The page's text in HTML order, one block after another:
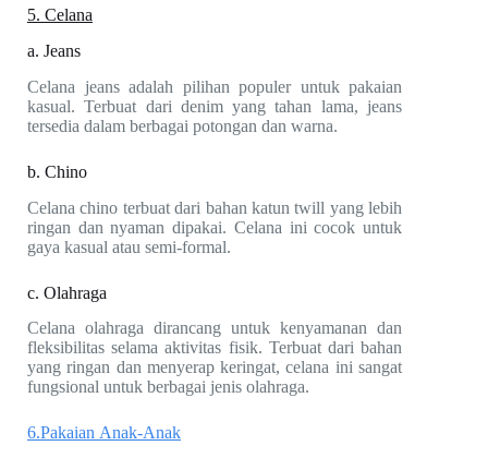
5. Celana
a. Jeans
Celana jeans adalah pilihan populer untuk pakaian
kasual. Terbuat dari denim yang tahan lama, jeans
tersedia dalam berbagai potongan dan warna.
b. Chino
Celana chino terbuat dari bahan katun twill yang lebih
ringan dan nyaman dipakai. Celana ini cocok untuk
gaya kasual atau semi-formal.
c. Olahraga
Celana olahraga dirancang untuk kenyamanan dan
fleksibilitas selama aktivitas fisik. Terbuat dari bahan
yang ringan dan menyerap keringat, celana ini sangat
fungsional untuk berbagai jenis olahraga.
6.Pakaian Anak-Anak